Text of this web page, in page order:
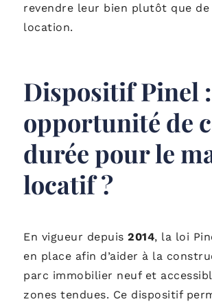
revendre leur bien plutôt que
location.
Dispositif Pinel
opportunité de
durée pour le
locatif ?
En vigueur depuis 2014, la loi
en place afin d’aider à la
parc immobilier neuf et
zones tendues. Ce dispositif